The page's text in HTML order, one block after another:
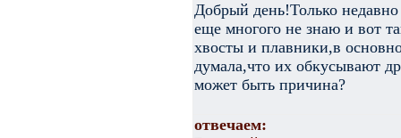
Добрый день!Только
еще многого не знаю и вот
хвосты и плавники,в
думала,что их обкусывают
может быть причина?
отвечаем: